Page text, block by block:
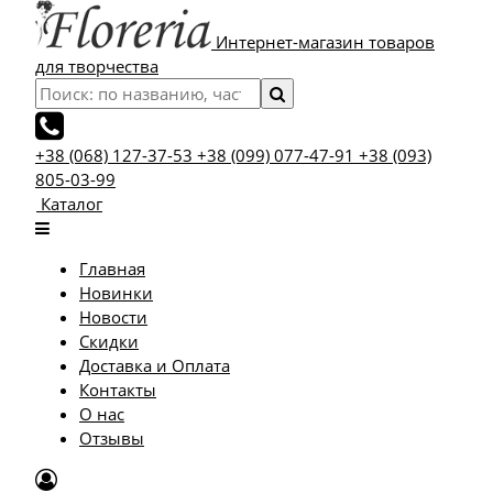
Интернет-магазин товаров
для творчества
+38 (068) 127-37-53 +38 (099) 077-47-91 +38 (093)
805-03-99
Каталог
Главная
Новинки
Новости
Скидки
Доставка и Оплата
Контакты
О нас
Отзывы